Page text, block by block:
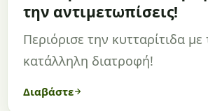
την αντιμετωπίσεις!
Περιόρισε την κυτταρίτιδα με
κατάλληλη διατροφή!
Διαβάστε